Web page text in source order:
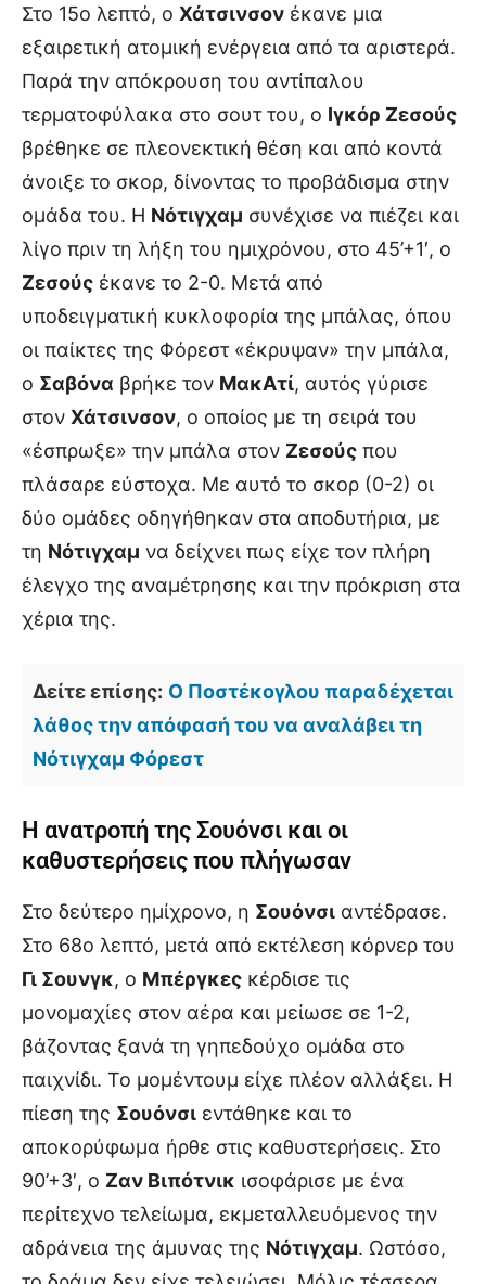
Στο 15ο λεπτό, ο Χάτσινσον έκανε μια
εξαιρετική ατομική ενέργεια από τα αριστερά.
Παρά την απόκρουση του αντίπαλου
τερματοφύλακα στο σουτ του, ο Ιγκόρ Ζεσούς
βρέθηκε σε πλεονεκτική θέση και από κοντά
άνοιξε το σκορ, δίνοντας το προβάδισμα στην
ομάδα του. Η Νότιγχαμ συνέχισε να πιέζει και
λίγο πριν τη λήξη του ημιχρόνου, στο 45’+1′, ο
Ζεσούς έκανε το 2-0. Μετά από
υποδειγματική κυκλοφορία της μπάλας, όπου
οι παίκτες της Φόρεστ «έκρυψαν» την μπάλα,
ο Σαβόνα βρήκε τον ΜακΑτί, αυτός γύρισε
στον Χάτσινσον, ο οποίος με τη σειρά του
«έσπρωξε» την μπάλα στον Ζεσούς που
πλάσαρε εύστοχα. Με αυτό το σκορ (0-2) οι
δύο ομάδες οδηγήθηκαν στα αποδυτήρια, με
τη Νότιγχαμ να δείχνει πως είχε τον πλήρη
έλεγχο της αναμέτρησης και την πρόκριση στα
χέρια της.
Δείτε επίσης: Ο Ποστέκογλου παραδέχεται
λάθος την απόφασή του να αναλάβει τη
Νότιγχαμ Φόρεστ
Η ανατροπή της Σουόνσι και οι
καθυστερήσεις που πλήγωσαν
Στο δεύτερο ημίχρονο, η Σουόνσι αντέδρασε.
Στο 68ο λεπτό, μετά από εκτέλεση κόρνερ του
Γι Σουνγκ, ο Μπέργκες κέρδισε τις
μονομαχίες στον αέρα και μείωσε σε 1-2,
βάζοντας ξανά τη γηπεδούχο ομάδα στο
παιχνίδι. Το μομέντουμ είχε πλέον αλλάξει. Η
πίεση της Σουόνσι εντάθηκε και το
αποκορύφωμα ήρθε στις καθυστερήσεις. Στο
90’+3′, ο Ζαν Βιπότνικ ισοφάρισε με ένα
περίτεχνο τελείωμα, εκμεταλλευόμενος την
αδράνεια της άμυνας της Νότιγχαμ. Ωστόσο,